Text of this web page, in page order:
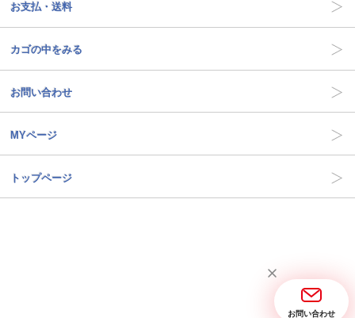
お支払・送料
カゴの中をみる
お問い合わせ
MYページ
トップページ
お問い合わせ